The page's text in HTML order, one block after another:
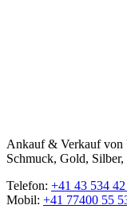
Ankauf & Verkauf von
Schmuck, Gold,
Telefon: +41 43 534
Mobil: +41 77400 55